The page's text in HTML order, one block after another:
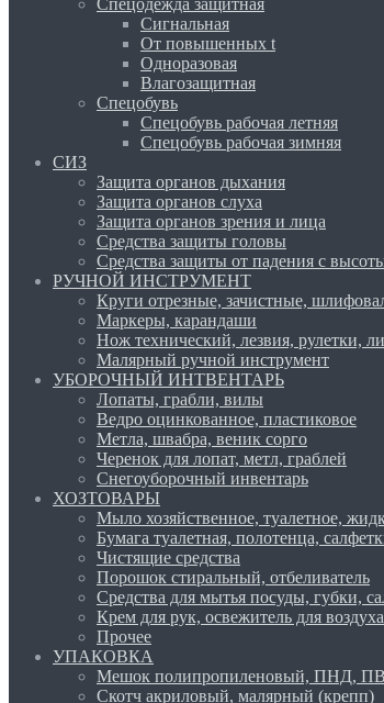
Спецодежда защитная
Сигнальная
От повышенных t
Одноразовая
Влагозащитная
Спецобувь
Спецобувь рабочая летняя
Спецобувь рабочая зимняя
СИЗ
Защита органов дыхания
Защита органов слуха
Защита органов зрения и лица
Средства защиты головы
Средства защиты от падения с
РУЧНОЙ ИНСТРУМЕНТ
Круги отрезные, зачистные,
Маркеры, карандаши
Нож технический, лезвия, рулетки,
Малярный ручной инструмент
УБОРОЧНЫЙ ИНТВЕНТАРЬ
Лопаты, грабли, вилы
Ведро оцинкованное, пластиковое
Метла, швабра, веник сорго
Черенок для лопат, метл, граблей
Снегоуборочный инвентарь
ХОЗТОВАРЫ
Мыло хозяйственное, туалетное,
Бумага туалетная, полотенца,
Чистящие средства
Порошок стиральный, отбеливатель
Средства для мытья посуды, губки,
Крем для рук, освежитель для воздуха
Прочее
УПАКОВКА
Мешок полипропиленовый, ПНД,
Скотч акриловый, малярный (крепп)